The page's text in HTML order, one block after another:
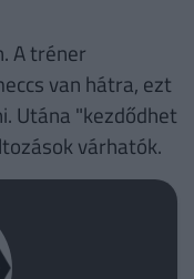
A tréner
van hátra, ezt
Utána "kezdődhet
várhatók.